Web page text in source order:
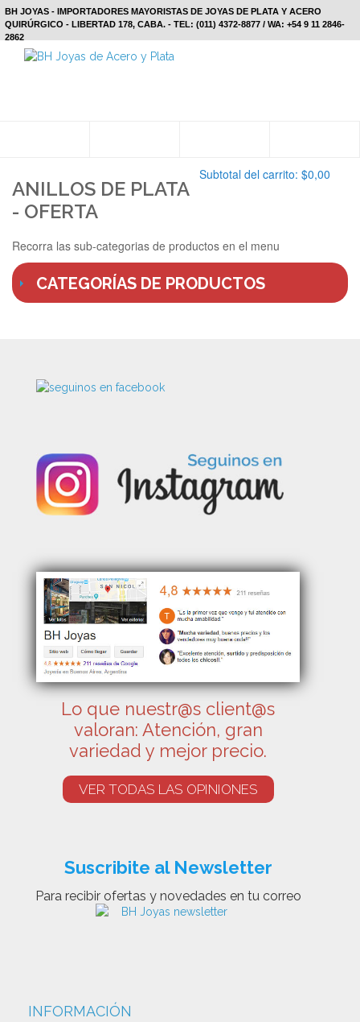
BH JOYAS - IMPORTADORES MAYORISTAS DE JOYAS DE PLATA Y ACERO
QUIRÚRGICO - LIBERTAD 178, CABA. - TEL: (011) 4372-8877 / WA: +54 9 11 2846-
2862
Subtotal del carrito: $0,00
ANILLOS DE PLATA
- OFERTA
Recorra las sub-categorias de productos en el menu
CATEGORÍAS DE PRODUCTOS
Lo que nuestr@s client@s
valoran: Atención, gran
variedad y mejor precio.
VER TODAS LAS OPINIONES
Suscribite al Newsletter
Para recibir ofertas y novedades en tu correo
INFORMACIÓN